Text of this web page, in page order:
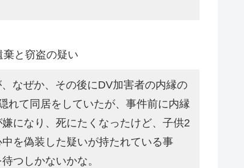
と窃盗の疑い
なぜか、その後にDV加害者の内縁の
れて同居をしていたが、事件前に内縁
になり、死にたくなったけど、子供2
を偽装した疑いが持たれている事
つしかないかな。